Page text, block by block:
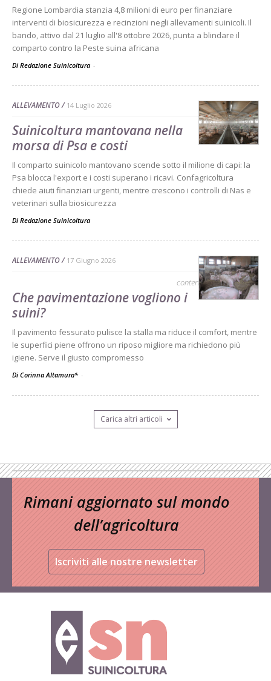
Regione Lombardia stanzia 4,8 milioni di euro per finanziare
interventi di biosicurezza e recinzioni negli allevamenti suinicoli. Il
bando, attivo dal 21 luglio all'8 ottobre 2026, punta a blindare il
comparto contro la Peste suina africana
Di Redazione Suinicoltura -
ALLEVAMENTO 14 Luglio 2026
Suinicoltura mantovana nella
morsa di Psa e costi
Il comparto suinicolo mantovano scende sotto il milione di capi: la
Psa blocca l'export e i costi superano i ricavi. Confagricoltura
chiede aiuti finanziari urgenti, mentre crescono i controlli di Nas e
veterinari sulla biosicurezza
Di Redazione Suinicoltura
ALLEVAMENTO 17 Giugno 2026
contenuto sponsorizzato
Che pavimentazione vogliono i
suini?
Il pavimento fessurato pulisce la stalla ma riduce il comfort, mentre
le superfici piene offrono un riposo migliore ma richiedono più
igiene. Serve il giusto compromesso
Di Corinna Altamura* -
Carica altri articoli
Rimani aggiornato sul mondo
dell’agricoltura
Iscriviti alle nostre newsletter